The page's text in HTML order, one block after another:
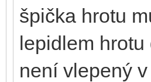
špička hrotu
lepidlem
není vlepený